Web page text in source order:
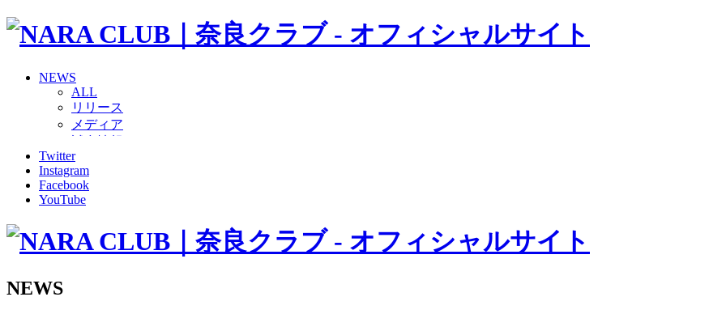
NEWS
ALL
リリース
メディア
グッズ
ファンコミュニティ
普及・育成
ホームタウン
その他
Twitter
Instagram
Facebook
YouTube
NEWS